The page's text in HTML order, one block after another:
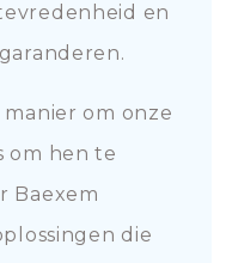
en
om onze
om hen te
Baexem
die